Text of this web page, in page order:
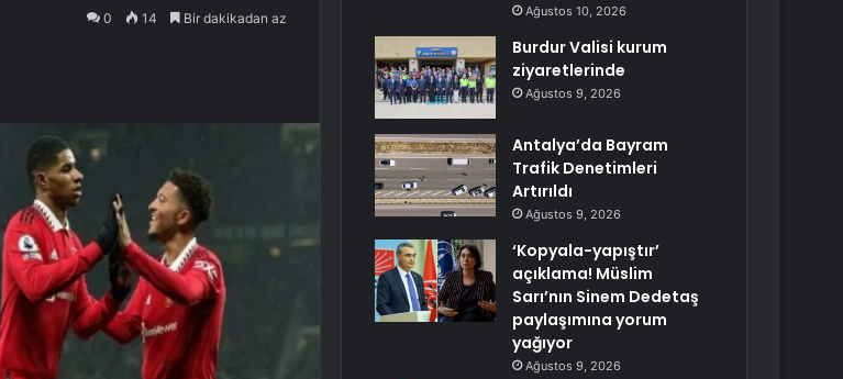
0 14 Bir dakikadan az Ağustos 10, 2026
Burdur Valisi kurum
ziyaretlerinde
Ağustos 9, 2026
Antalya’da Bayram
Trafik Denetimleri
Artırıldı
Ağustos 9, 2026
‘Kopyala-yapıştır’
açıklama! Müslim
Sarı’nın Sinem Dedetaş
paylaşımına yorum
yağıyor
Ağustos 9, 2026